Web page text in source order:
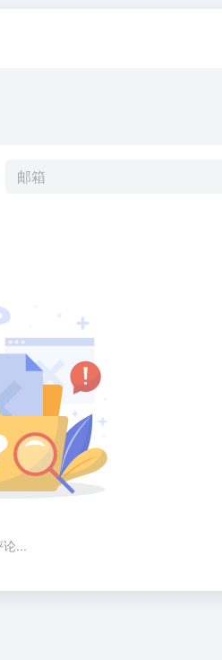
...